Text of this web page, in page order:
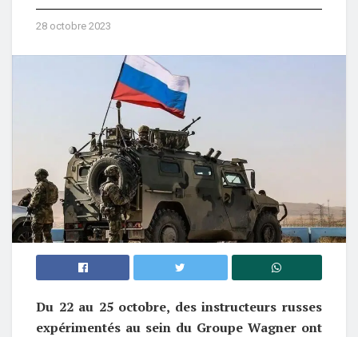
28 octobre 2023
Du 22 au 25 octobre, des instructeurs russes
expérimentés au sein du Groupe Wagner ont